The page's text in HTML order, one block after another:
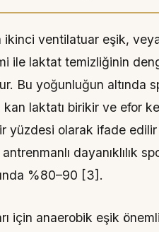
ikinci ventilatuar eşik,
ile laktat temizliğinin
Bu yoğunluğun altında
laktatı birikir ve efor
yüzdesi olarak ifade
dayanıklılık
%80–90 [3].
için anaerobik eşik